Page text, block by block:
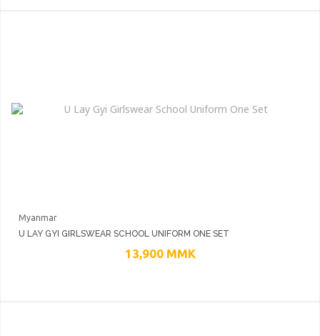
Myanmar
U LAY GYI GIRLSWEAR SCHOOL UNIFORM ONE SET
13,900 MMK